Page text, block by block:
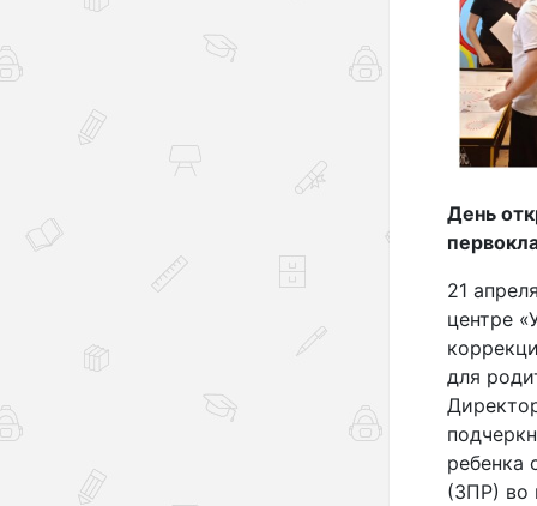
День
21
центре
для
ребенка
(ЗПР) во